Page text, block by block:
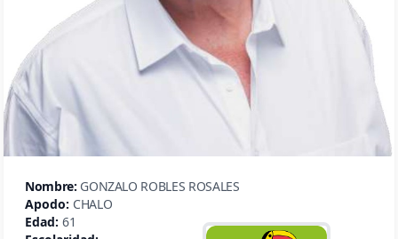
Nombre: GONZALO ROBLES ROSALES
Apodo: CHALO
Edad: 61